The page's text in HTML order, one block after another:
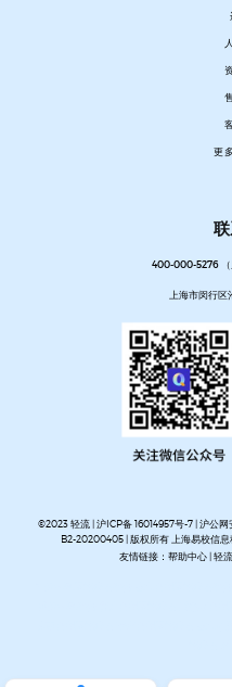
更
400-000-5276 （
上海市闵行区
©2023 轻流 |沪ICP备 16014957号-7|沪公网
B2-20200405 | 版权所有 上海易校信息
友情链接： 帮助中心|轻